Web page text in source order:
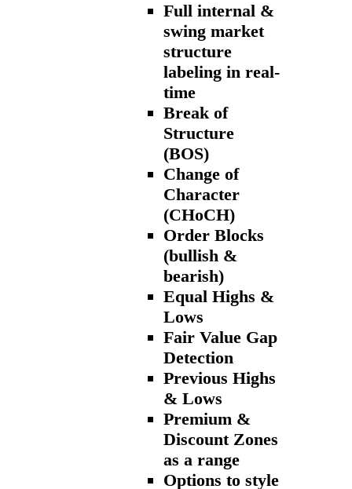
Full internal &
swing market
structure
labeling in real-
time
Break of
Structure
(BOS)
Change of
Character
(CHoCH)
Order Blocks
(bullish &
bearish)
Equal Highs &
Lows
Fair Value Gap
Detection
Previous Highs
& Lows
Premium &
Discount Zones
as a range
Options to style